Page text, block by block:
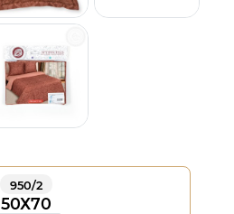
950/2
50Х70